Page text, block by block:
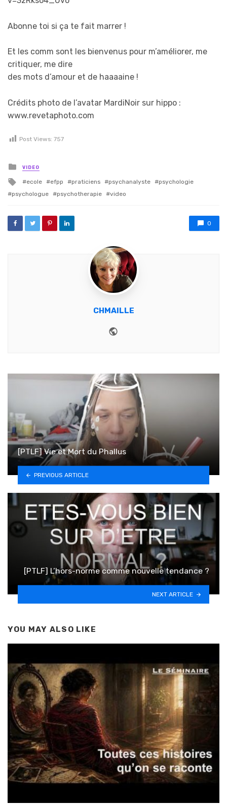
Abonne toi si ça te fait marrer !
Et les comm sont les bienvenus pour m’améliorer, me
critiquer, me dire
des mots d’amour et de haaaaine !
Crédits photo de l’avatar MardiNoir sur hippo :
www.revetaphoto.com
Post Views: 757
Posted in
VIDEO
Tagged with
ecole efpp praticiens psychanalyste
psychologie
psychologue
psychotherapie video
0
CHMAILLE
[PTLF] Vie et Mort du Phallus
PREVIOUS ARTICLE
[PTLF] L’hors-norme comme nouvelle tendance ?
NEXT ARTICLE
YOU MAY ALSO LIKE